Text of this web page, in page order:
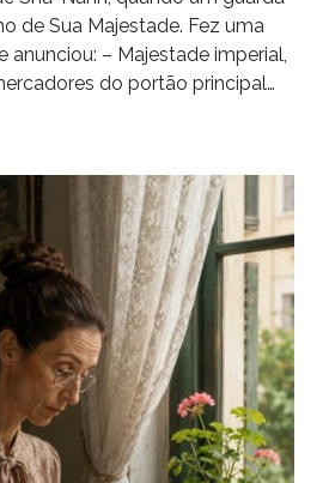
de Sua Majestade. Fez uma
anunciou: – Majestade imperial,
do portão principal…